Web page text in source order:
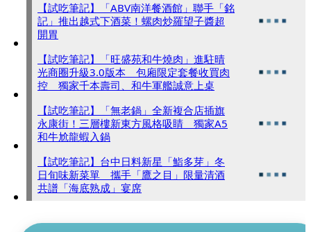
【試吃筆記】「ABV南洋餐酒館」聯手「銘
記」推出越式下酒菜！螺肉炒羅望子醬超
開胃
【試吃筆記】「旺盛苑和牛燒肉」進駐晴
光商圈升級3.0版本 包廂限定套餐收買肉
控 獨家千本壽司、和牛軍艦誠意上桌
【試吃筆記】「無老鍋」全新複合店插旗
永康街！三層樓新東方風格吸睛 獨家A5
和牛尬龍蝦入鍋
【試吃筆記】台中日料新星「鮨多芽」冬
日旬味新菜單 攜手「鷹之目」限量清酒
共譜「海底熟成」宴席